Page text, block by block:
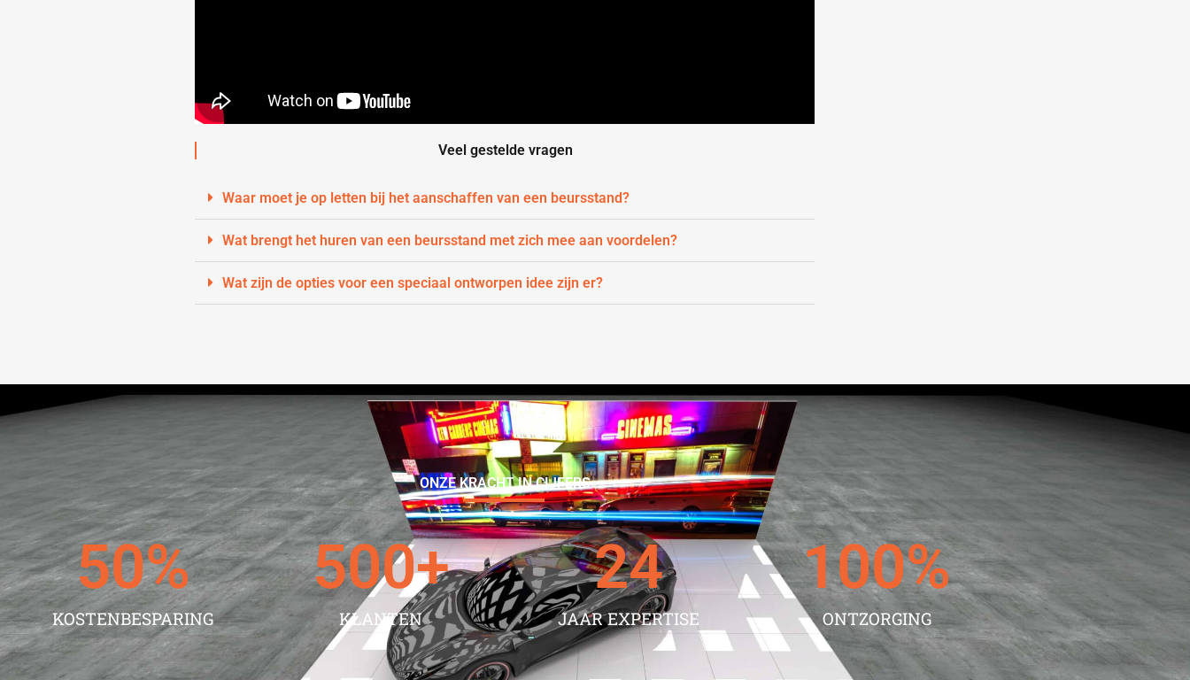
Veel gestelde vragen
Waar moet je op letten bij het aanschaffen van een beursstand?
Wat brengt het huren van een beursstand met zich mee aan voordelen?
Wat zijn de opties voor een speciaal ontworpen idee zijn er?
ONZE KRACHT IN CIJFERS
KOSTENBESPARING
50%
KLANTEN
500+
JAAR EXPERTISE
24
ONTZORGING
100%